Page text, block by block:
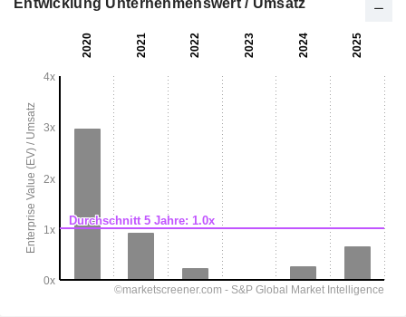
Entwicklung Unternehmenswert / Umsatz